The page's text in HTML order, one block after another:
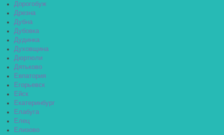
Дорогобуж
Дрезна
Дубна
Дубовка
Дудинка
Духовщина
Дюртюли
Дятьково
Евпатория
Егорьевск
Ейск
Екатеринбург
Елабуга
Елец
Елизово